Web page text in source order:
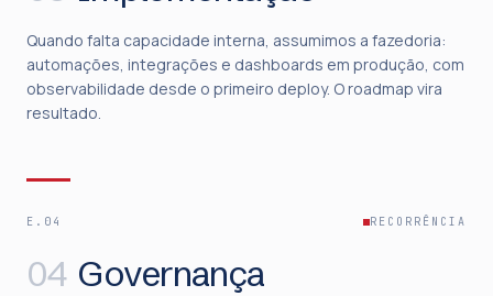
Quando falta capacidade interna, assumimos a fazedoria:
automações, integrações e dashboards em produção, com
observabilidade desde o primeiro deploy. O roadmap vira
resultado.
E.04 RECORRÊNCIA
04 Governança